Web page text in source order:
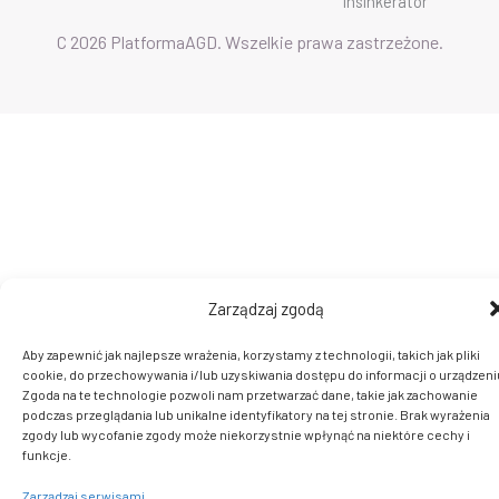
Zarządzaj zgodą
Aby zapewnić jak najlepsze wrażenia, korzystamy z technologii, takich jak pliki
cookie, do przechowywania i/lub uzyskiwania dostępu do informacji o
Zgoda na te technologie pozwoli nam przetwarzać dane, takie jak zachowanie
podczas przeglądania lub unikalne identyfikatory na tej stronie. Brak wyrażenia
zgody lub wycofanie zgody może niekorzystnie wpłynąć na niektóre cechy i
funkcje.
Zarządzaj serwisami
C 2026 PlatformaAGD. Wszelkie prawa zastrzeżone.